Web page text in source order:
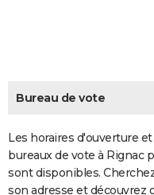
Carte de Noël
Carte Bonne année
Carte Saint-Valentin
Carte Pâques
Carte d'anniversaire
DICTIONNAIRE
Dictionnaire
Biographies
Citations
Expressions
Proverbes
PROGRAMME TV
Bureau de vote
Les horaires d'ouverture
bureaux de vote à Rignac
sont disponibles.
son adresse et découvrez